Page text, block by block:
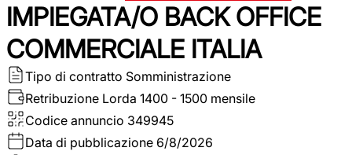
IMPIEGATA/O BACK OFFICE
COMMERCIALE ITALIA
Tipo di contratto Somministrazione
Retribuzione Lorda 1400 - 1500 mensile
Codice annuncio 349945
Data di pubblicazione 6/8/2026